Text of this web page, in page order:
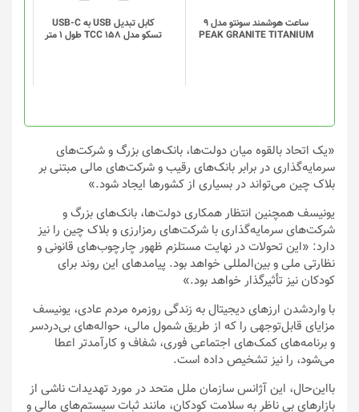
ساعت هوشمند سونتو مدل 9
PEAK GRANITE TITANIUM
گزینه
ها
محصول
انتخاب
شوند
کابل تبدیل USB به USB-C
تسکو مدل TCC 158 طول 1 متر
«یک اتحاد بالقوه میان دولت‌ها، بانک‌های بزرگ و شرکت‌های
سرمایه‌گذاری در برابر بانک‌های رقیب و شرکت‌های مالی مبتنی بر
بلاک چین می‌تواند در بسیاری از کشورها ایجاد شود.»
یونیسف همچنین انتظار همکاری دولت‌ها، بانک‌های بزرگ و
شرکت‌های سرمایه‌گذاری با شرکت‌های رمزارزی و بلاک چین را نیز
دارد: «این تحولات در نهایت مستلزم ظهور چارچوب‌های قانونی و
نظارتی ملی و بین‌المللی خواهد بود. پیامدهای این روند برای
کودکان نیز تأثیرگذار خواهد بود.»
با واردشدن ارزهای دیجیتال به زندگی روزمره مردم عادی، یونیسف
مزایای قابل‌توجهی را که از طریق شمول مالی، حواله‌های بی‌دردسر
و برنامه‌های کمک‌های اجتماعی فوری، شفاف و کارآمدتر اعطا
می‌شود، را نیز تشخیص داده است.
بااین‌حال، این آژانس سازمان ملل متحد در مورد تهدیدات ناشی از
بازارهای بی ناظر به سلامت کودکان، مانند ثبات سیستم‌های مالی و